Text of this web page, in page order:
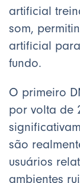
artificial
som,
artificial
fundo.
O primeiro
por volta de
são
usuários
ambientes